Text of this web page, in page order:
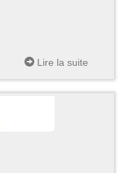
Lire la suite